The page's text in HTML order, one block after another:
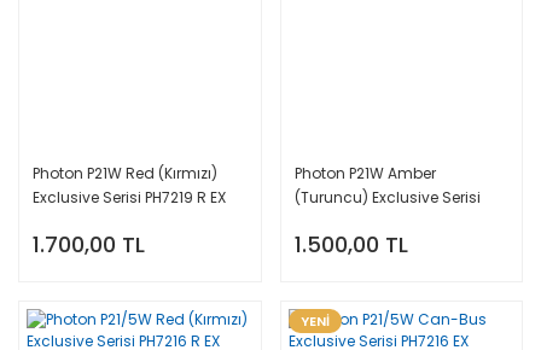
Photon P21W Red (Kırmızı)
Exclusive Serisi PH7219 R EX
1.700,00 TL
Photon P21W Amber
(Turuncu) Exclusive Serisi
1.500,00 TL
YENİ